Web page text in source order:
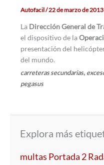
Autofacil/22 de marzo de 2013
LaDirección General de
el dispositivo de la
presentación del
del mundo.
carreteras secundarias,
pegasus
Explora más
multas Portada 2